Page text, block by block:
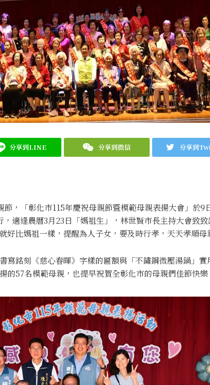
分享到LINE 分享到微信 分享到
，「彰化市115年慶祝母親節暨模範母親表揚大會」於9
適逢農曆3月23日「媽祖生」，林世賢市長主持大會致
好比媽祖一樣，提醒為人子女，要及時行孝，天天孝順母
寫銘刻《慈心春暉》字樣的匾額與「不鏽鋼微壓湯鍋」實
的57名模範母親，也提早祝賀全彰化市的母親們佳節快樂